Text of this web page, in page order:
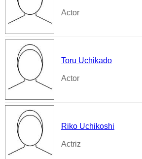
Actor
Toru Uchikado
Actor
Riko Uchikoshi
Actriz